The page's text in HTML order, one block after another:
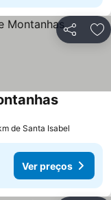
Partilhar
de Santa Isabel
Ver preços